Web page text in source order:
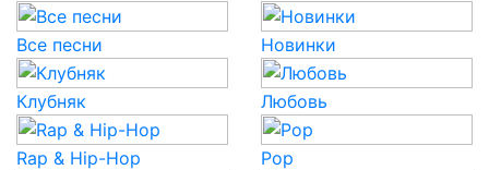
Все песни Новинки
Клубняк Любовь
Rap & Hip-Hop Pop